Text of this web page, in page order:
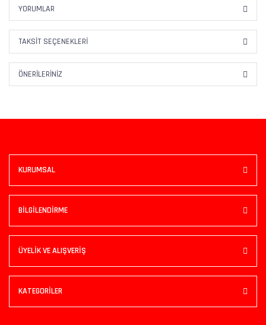
YORUMLAR
TAKSIT SEÇENEKLERI
ÖNERILERINIZ
KURUMSAL
BİLGİLENDİRME
ÜYELİK VE ALIŞVERİŞ
KATEGORİLER